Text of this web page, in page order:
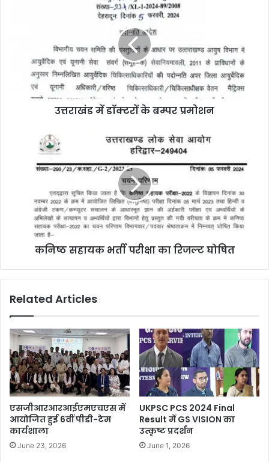
उत्तराखंड में डाॅक्टरों के बम्पर प्रमोशन
कनिष्ठ सहायक भर्ती परीक्षा का रिजल्ट घोषित
Related Articles
एसजीआरआरआईएमएचएस में
आयोजित हुई 6वीं पीडी-टेम
कार्यशाला
June 23, 2026
UKPSC PCS 2024 Final
Result में GS VISION का
उत्कृष्ट प्रदर्शन
June 1, 2026